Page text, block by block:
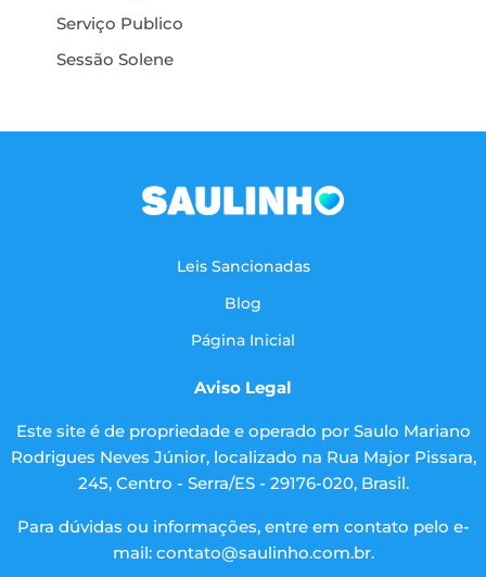
Serviço Publico
Sessão Solene
Leis Sancionadas
Blog
Página Inicial
Aviso Legal
Este site é de propriedade e operado por Saulo Mariano
Rodrigues Neves Júnior, localizado na Rua Major Pissara,
245, Centro - Serra/ES - 29176-020, Brasil.
Para dúvidas ou informações, entre em contato pelo e-
mail: contato@saulinho.com.br.